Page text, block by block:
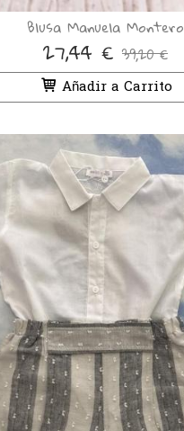
Blusa Manuela Montero
27,44 € 39,20 €
Añadir a Carrito